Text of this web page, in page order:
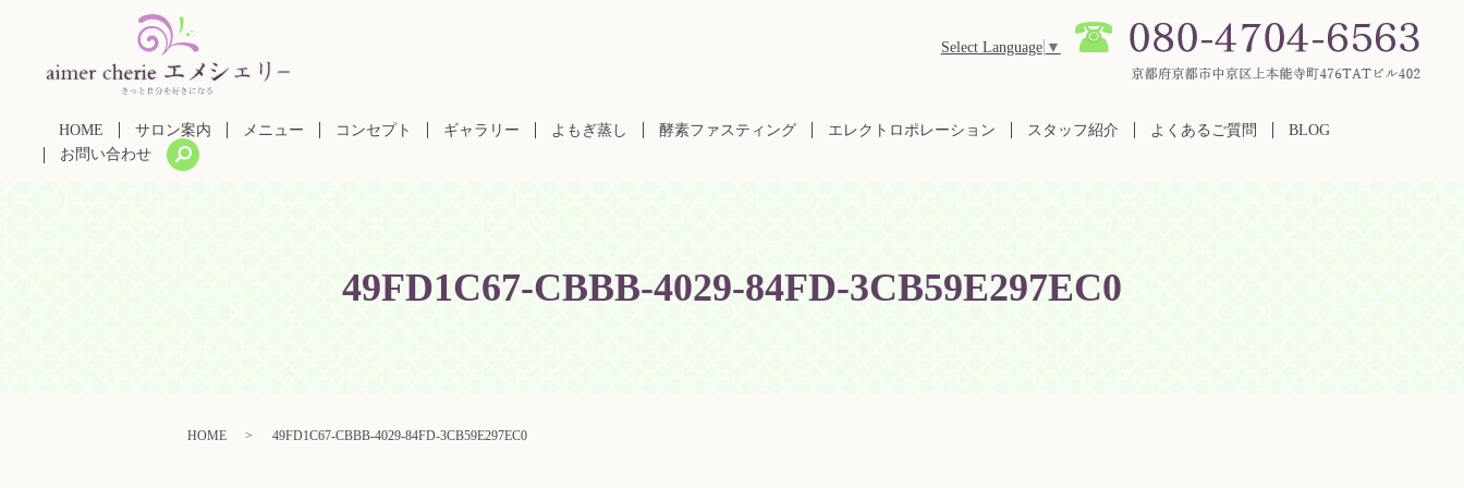
Select Language ▼
HOME サロン案内 メニュー コンセプト ギャラリー よもぎ蒸し 酵素ファスティング エレクトロポレーション スタッフ紹介 よくあるご質問
BLOG
お問い合わせ
49FD1C67-CBBB-4029-84FD-3CB59E297EC0
HOME 49FD1C67-CBBB-4029-84FD-3CB59E297EC0